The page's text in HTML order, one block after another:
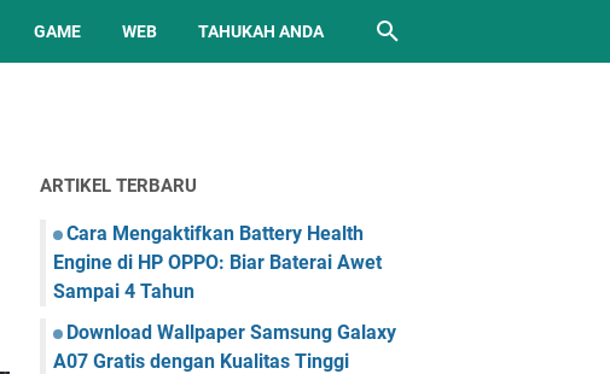
GAME WEB TAHUKAH ANDA
ARTIKEL TERBARU
Cara Mengaktifkan Battery Health
Engine di HP OPPO: Biar Baterai Awet
Sampai 4 Tahun
Download Wallpaper Samsung Galaxy
A07 Gratis dengan Kualitas Tinggi